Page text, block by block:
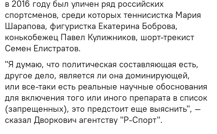
в 2016 году был уличен ряд российских
спортсменов, среди которых теннисистка Мария
Шарапова, фигуристка Екатерина Боброва,
конькобежец Павел Кулижников, шорт-трекист
Семен Елистратов.
"Я думаю, что политическая составляющая есть,
другое дело, является ли она доминирующей,
или все-таки есть реальные научные обоснования
для включения того или иного препарата в список
(запрещенных), это предстоит еще выяснить", —
сказал Дворкович агентству "Р-Спорт".